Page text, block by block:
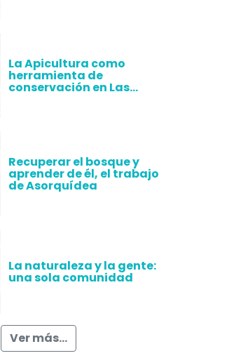
La Apicultura como
herramienta de
conservación en Las
Recuperar el bosque y
aprender de él, el trabajo
de Asorquídea
La naturaleza y la gente:
una sola comunidad
Ver más...